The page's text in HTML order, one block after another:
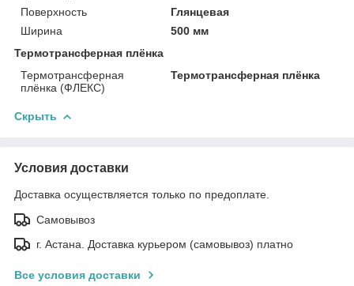
Поверхность
Глянцевая
Ширина
500 мм
Термотрансферная плёнка
Термотрансферная
плёнка (ФЛЕКС)
Термотрансферная плёнка
Скрыть
Условия доставки
Доставка осуществляется только по предоплате.
Самовывоз
г. Астана. Доставка курьером (самовывоз) платно
Все условия доставки